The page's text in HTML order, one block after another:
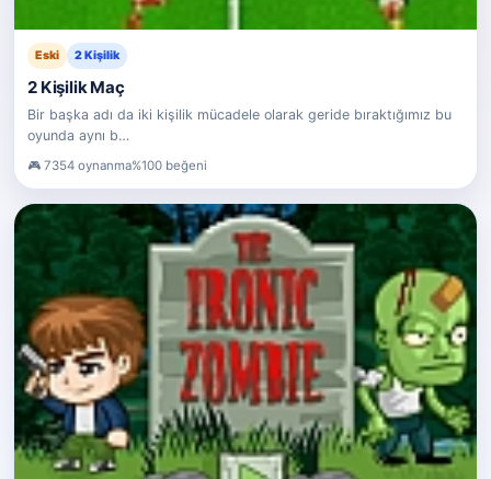
Eski 2 Kişilik
2 Kişilik Maç
Bir başka adı da iki kişilik mücadele olarak geride bıraktığımız bu
oyunda aynı b…
7354 oynanma%100 beğeni